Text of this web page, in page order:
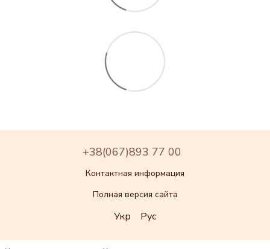
+38(067)893 77 00
Контактная информация
Полная версия сайта
Укр Рус